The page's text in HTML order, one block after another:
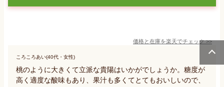
価格と在庫を楽天でチェック>>
ころころあい(40代・女性)
桃のように大きくて立派な貴陽はいかがでしょうか。糖度が
高く適度な酸味もあり、果汁も多くてとてもおいしいので、